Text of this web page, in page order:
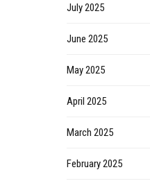
July 2025
June 2025
May 2025
April 2025
March 2025
February 2025